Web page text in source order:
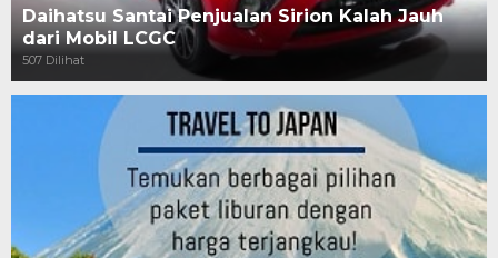
Daihatsu Santai Penjualan Sirion Kalah Jauh
dari Mobil LCGC
507 Dilihat